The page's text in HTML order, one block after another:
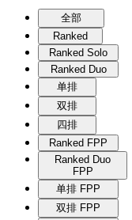
全部
Ranked
Ranked Solo
Ranked Duo
单排
双排
四排
Ranked FPP
Ranked Duo
FPP
单排 FPP
双排 FPP